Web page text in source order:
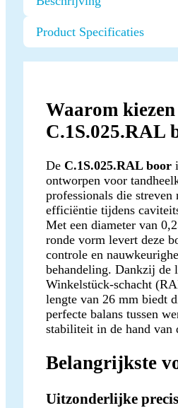
Product Specificaties
Waarom
C.1S.025.RAL
De C.1S.025.RAL boor
ontworpen voor
professionals die streven
efficiëntie tijdens
Met een diameter van
ronde vorm levert deze
controle en
behandeling. Dankzij de
Winkelstück-schacht
lengte van 26 mm biedt
perfecte balans tussen
stabiliteit in de hand van
Belangrijkste
Uitzonderlijke